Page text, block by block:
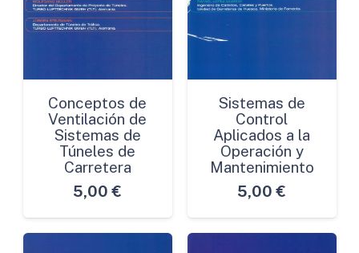
Conceptos de
Ventilación de
Sistemas de
Túneles de
Carretera
5,00 €
Sistemas de
Control
Aplicados a la
Operación y
Mantenimiento
5,00 €